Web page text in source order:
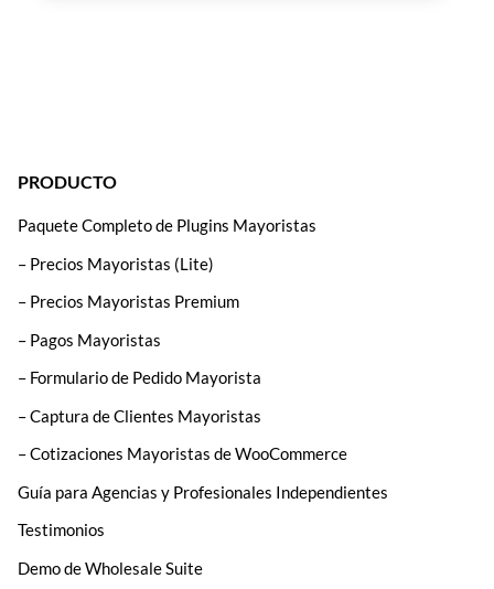
PRODUCTO
Paquete Completo de Plugins Mayoristas
– Precios Mayoristas (Lite)
– Precios Mayoristas Premium
– Pagos Mayoristas
– Formulario de Pedido Mayorista
– Captura de Clientes Mayoristas
– Cotizaciones Mayoristas de WooCommerce
Guía para Agencias y Profesionales Independientes
Testimonios
Demo de Wholesale Suite